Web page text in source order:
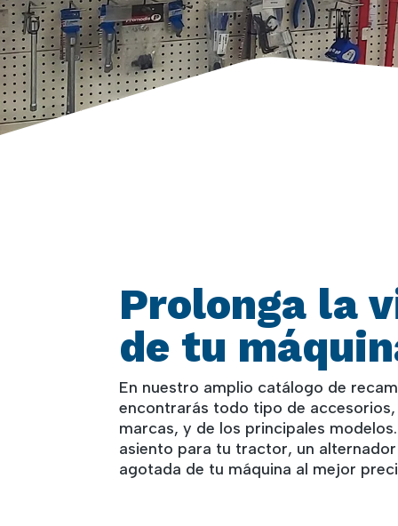
Prolonga la
de tu
En nuestro amplio catálogo de
encontrarás todo tipo de
marcas, y de los principales
asiento para tu tractor, un
agotada de tu máquina al mejor